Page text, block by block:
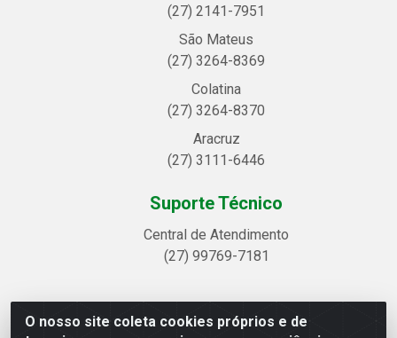
O nosso site coleta cookies próprios e de
(27) 2141-7951
São Mateus
(27) 3264-8369
Colatina
(27) 3264-8370
Aracruz
(27) 3111-6446
Suporte Técnico
Central de Atendimento
(27) 99769-7181
Linhavix Distribuidora LTDA - Avenida Alegre, 2521 -